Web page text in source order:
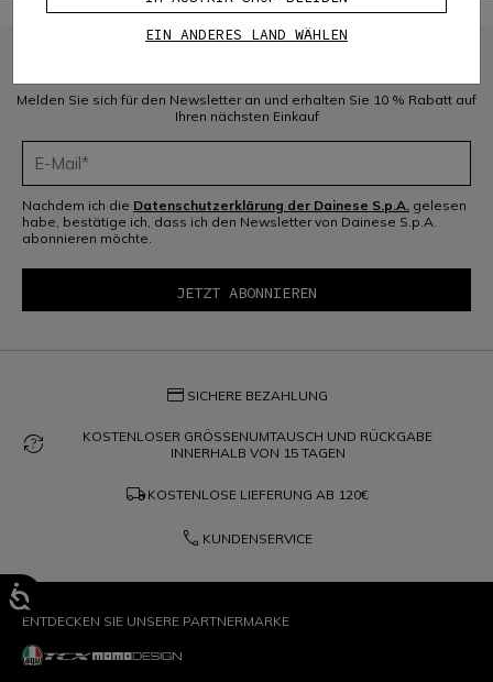
Melden Sie sich für den Newsletter an und erhalten Sie 10 % Rabatt auf
Ihren nächsten Einkauf
Nachdem ich die Datenschutzerklärung der Dainese S.p.A. gelesen
habe, bestätige ich, dass ich den Newsletter von Dainese S.p.A.
abonnieren möchte.
credit_card SICHERE BEZAHLUNG
question_exchange
KOSTENLOSER GRÖSSENUMTAUSCH UND RÜCKGABE
INNERHALB VON 15 TAGEN
local_shipping KOSTENLOSE LIEFERUNG AB 120€
phone KUNDENSERVICE
ENTDECKEN SIE UNSERE PARTNERMARKE
EIN ANDERES LAND WÄHLEN